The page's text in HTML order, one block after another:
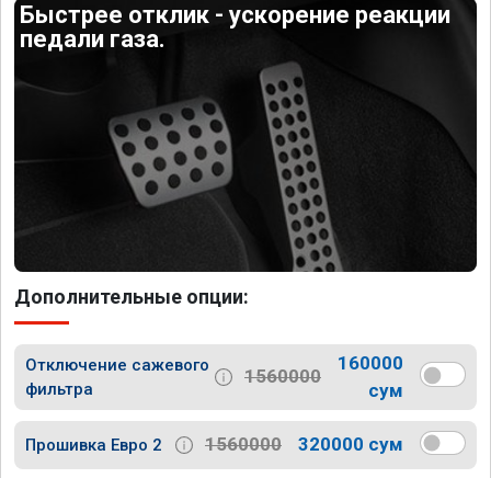
Быстрее отклик - ускорение реакции
педали газа.
Дополнительные опции:
Отключение сажевого
фильтра
1560000
160000
сум
Прошивка Евро 2 1560000 320000 сум